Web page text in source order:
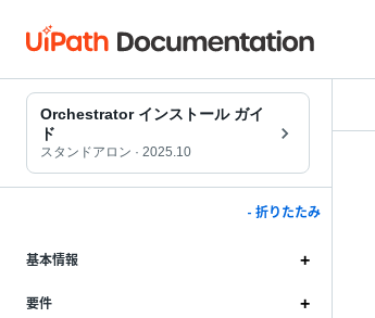
Orchestrator インストール ガイ
ド
スタンドアロン · 2025.10
- 折りたたみ
基本情報
要件